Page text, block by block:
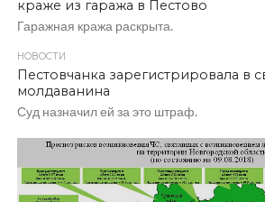
краже из гаража в Пестово
Гаражная кража раскрыта.
НОВОСТИ
Пестовчанка зарегистрировала в
молдаванина
Суд назначил ей за это штраф.